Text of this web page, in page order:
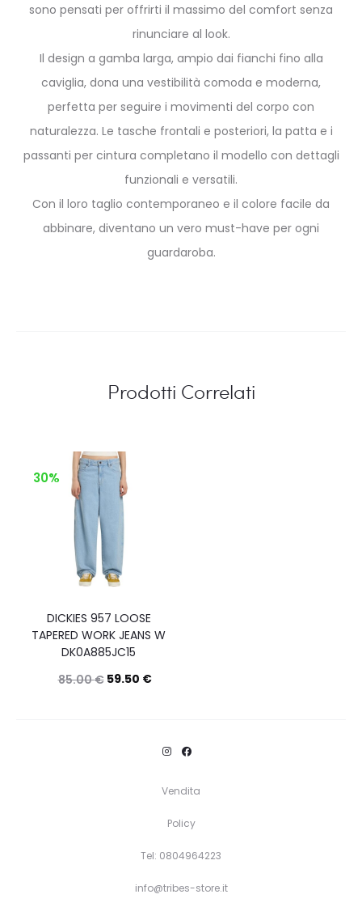
sono pensati per offrirti il massimo del comfort senza
rinunciare al look.
Il design a gamba larga, ampio dai fianchi fino alla
caviglia, dona una vestibilità comoda e moderna,
perfetta per seguire i movimenti del corpo con
naturalezza. Le tasche frontali e posteriori, la patta e i
passanti per cintura completano il modello con dettagli
funzionali e versatili.
Con il loro taglio contemporaneo e il colore facile da
abbinare, diventano un vero must-have per ogni
guardaroba.
Prodotti Correlati
30%
DICKIES 957 LOOSE
TAPERED WORK JEANS W
DK0A885JC15
85.00€ 59.50 €
opzioni
essere
Vendita
Policy
Tel: 0804964223
info@tribes-store.it